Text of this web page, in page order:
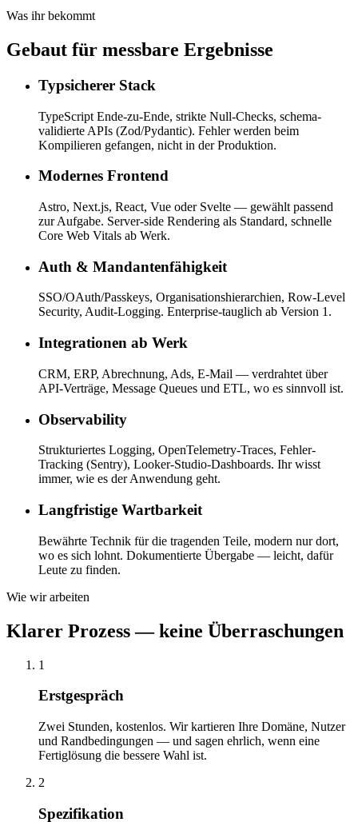
Was ihr bekommt
Gebaut für messbare Ergebnisse
Typsicherer Stack
TypeScript Ende-zu-Ende, strikte Null-Checks, schema-
validierte APIs (Zod/Pydantic). Fehler werden beim
Kompilieren gefangen, nicht in der Produktion.
Modernes Frontend
Astro, Next.js, React, Vue oder Svelte — gewählt passend
zur Aufgabe. Server-side Rendering als Standard, schnelle
Core Web Vitals ab Werk.
Auth & Mandantenfähigkeit
SSO/OAuth/Passkeys, Organisationshierarchien, Row-Level
Security, Audit-Logging. Enterprise-tauglich ab Version 1.
Integrationen ab Werk
CRM, ERP, Abrechnung, Ads, E-Mail — verdrahtet über
API-Verträge, Message Queues und ETL, wo es sinnvoll ist.
Observability
Strukturiertes Logging, OpenTelemetry-Traces, Fehler-
Tracking (Sentry), Looker-Studio-Dashboards. Ihr wisst
immer, wie es der Anwendung geht.
Langfristige Wartbarkeit
Bewährte Technik für die tragenden Teile, modern nur dort,
wo es sich lohnt. Dokumentierte Übergabe — leicht, dafür
Leute zu finden.
Wie wir arbeiten
Klarer Prozess — keine Überraschungen
1
Erstgespräch
Zwei Stunden, kostenlos. Wir kartieren Ihre Domäne, Nutzer
und Randbedingungen — und sagen ehrlich, wenn eine
Fertiglösung die bessere Wahl ist.
2
Spezifikation